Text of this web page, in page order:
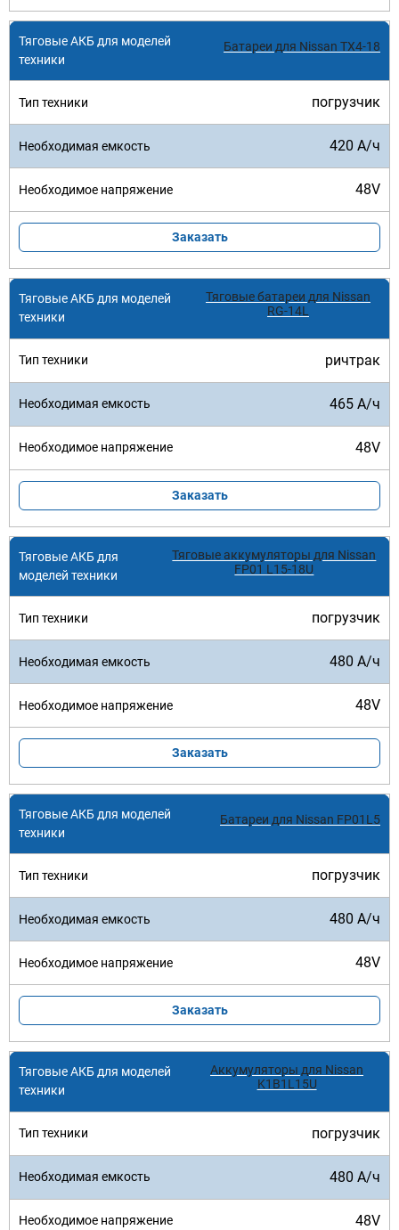
Батареи для Nissan TX4-18
погрузчик
420 А/ч
48V
Заказать
Тяговые батареи для Nissan
RG-14L
ричтрак
465 А/ч
48V
Заказать
Тяговые аккумуляторы для Nissan
FP01 L15-18U
погрузчик
480 А/ч
48V
Заказать
Батареи для Nissan FP01L5
погрузчик
480 А/ч
48V
Заказать
Аккумуляторы для Nissan
K1B1L15U
погрузчик
480 А/ч
48V